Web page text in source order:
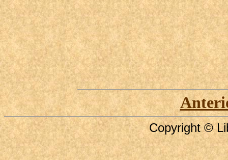
Copyright ©